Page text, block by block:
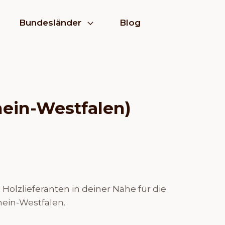
Bundesländer Blog
Westfalen)
in deiner Nähe für die
Westfalen.